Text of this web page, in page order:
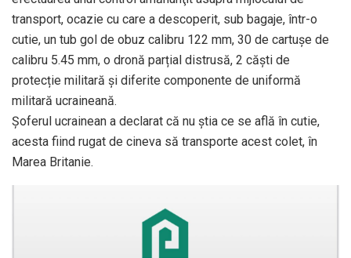
transport, ocazie cu care a descoperit, sub bagaje, într-o
cutie, un tub gol de obuz calibru 122 mm, 30 de cartușe de
calibru 5.45 mm, o dronă parțial distrusă, 2 căști de
protecție militară și diferite componente de uniformă
militară ucraineană.
Șoferul ucrainean a declarat că nu știa ce se află în cutie,
acesta fiind rugat de cineva să transporte acest colet, în
Marea Britanie.